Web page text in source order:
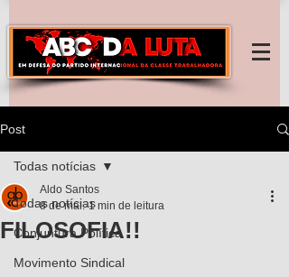
Post
Todas notícias
Conjuntura Política
Movimento Sindical
Todas notícias
FILOSOFIA!!
Aldo Santos
8 de mai. 1 min de leitura